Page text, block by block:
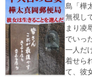
島「樺
無視し
まり凌
でいっ
一人だ
着せら
て、彼